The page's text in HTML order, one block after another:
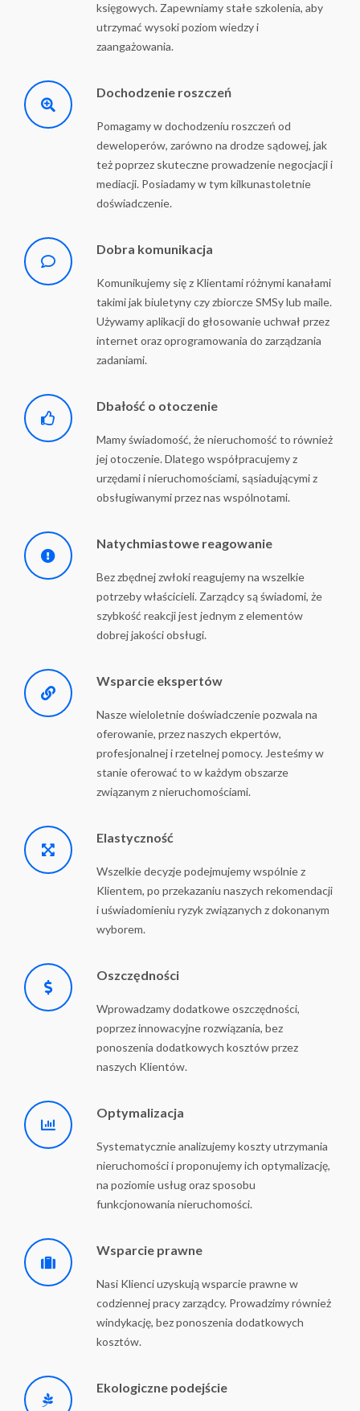
księgowych. Zapewniamy stałe szkolenia, aby
utrzymać wysoki poziom wiedzy i
zaangażowania.
Dochodzenie roszczeń
Pomagamy w dochodzeniu roszczeń od
deweloperów, zarówno na drodze sądowej, jak
też poprzez skuteczne prowadzenie negocjacji i
mediacji. Posiadamy w tym kilkunastoletnie
doświadczenie.
Dobra komunikacja
Komunikujemy się z Klientami różnymi kanałami
takimi jak biuletyny czy zbiorcze SMSy lub maile.
Używamy aplikacji do głosowanie uchwał przez
internet oraz oprogramowania do zarządzania
zadaniami.
Dbałość o otoczenie
Mamy świadomość, że nieruchomość to również
jej otoczenie. Dlatego współpracujemy z
urzędami i nieruchomościami, sąsiadującymi z
obsługiwanymi przez nas wspólnotami.
Natychmiastowe reagowanie
Bez zbędnej zwłoki reagujemy na wszelkie
potrzeby właścicieli. Zarządcy są świadomi, że
szybkość reakcji jest jednym z elementów
dobrej jakości obsługi.
Wsparcie ekspertów
Nasze wieloletnie doświadczenie pozwala na
oferowanie, przez naszych ekpertów,
profesjonalnej i rzetelnej pomocy. Jesteśmy w
stanie oferować to w każdym obszarze
związanym z nieruchomościami.
Elastyczność
Wszelkie decyzje podejmujemy wspólnie z
Klientem, po przekazaniu naszych rekomendacji
i uświadomieniu ryzyk związanych z dokonanym
wyborem.
Oszczędności
Wprowadzamy dodatkowe oszczędności,
poprzez innowacyjne rozwiązania, bez
ponoszenia dodatkowych kosztów przez
naszych Klientów.
Optymalizacja
Systematycznie analizujemy koszty utrzymania
nieruchomości i proponujemy ich optymalizację,
na poziomie usług oraz sposobu
funkcjonowania nieruchomości.
Wsparcie prawne
Nasi Klienci uzyskują wsparcie prawne w
codziennej pracy zarządcy. Prowadzimy również
windykację, bez ponoszenia dodatkowych
kosztów.
Ekologiczne podejście